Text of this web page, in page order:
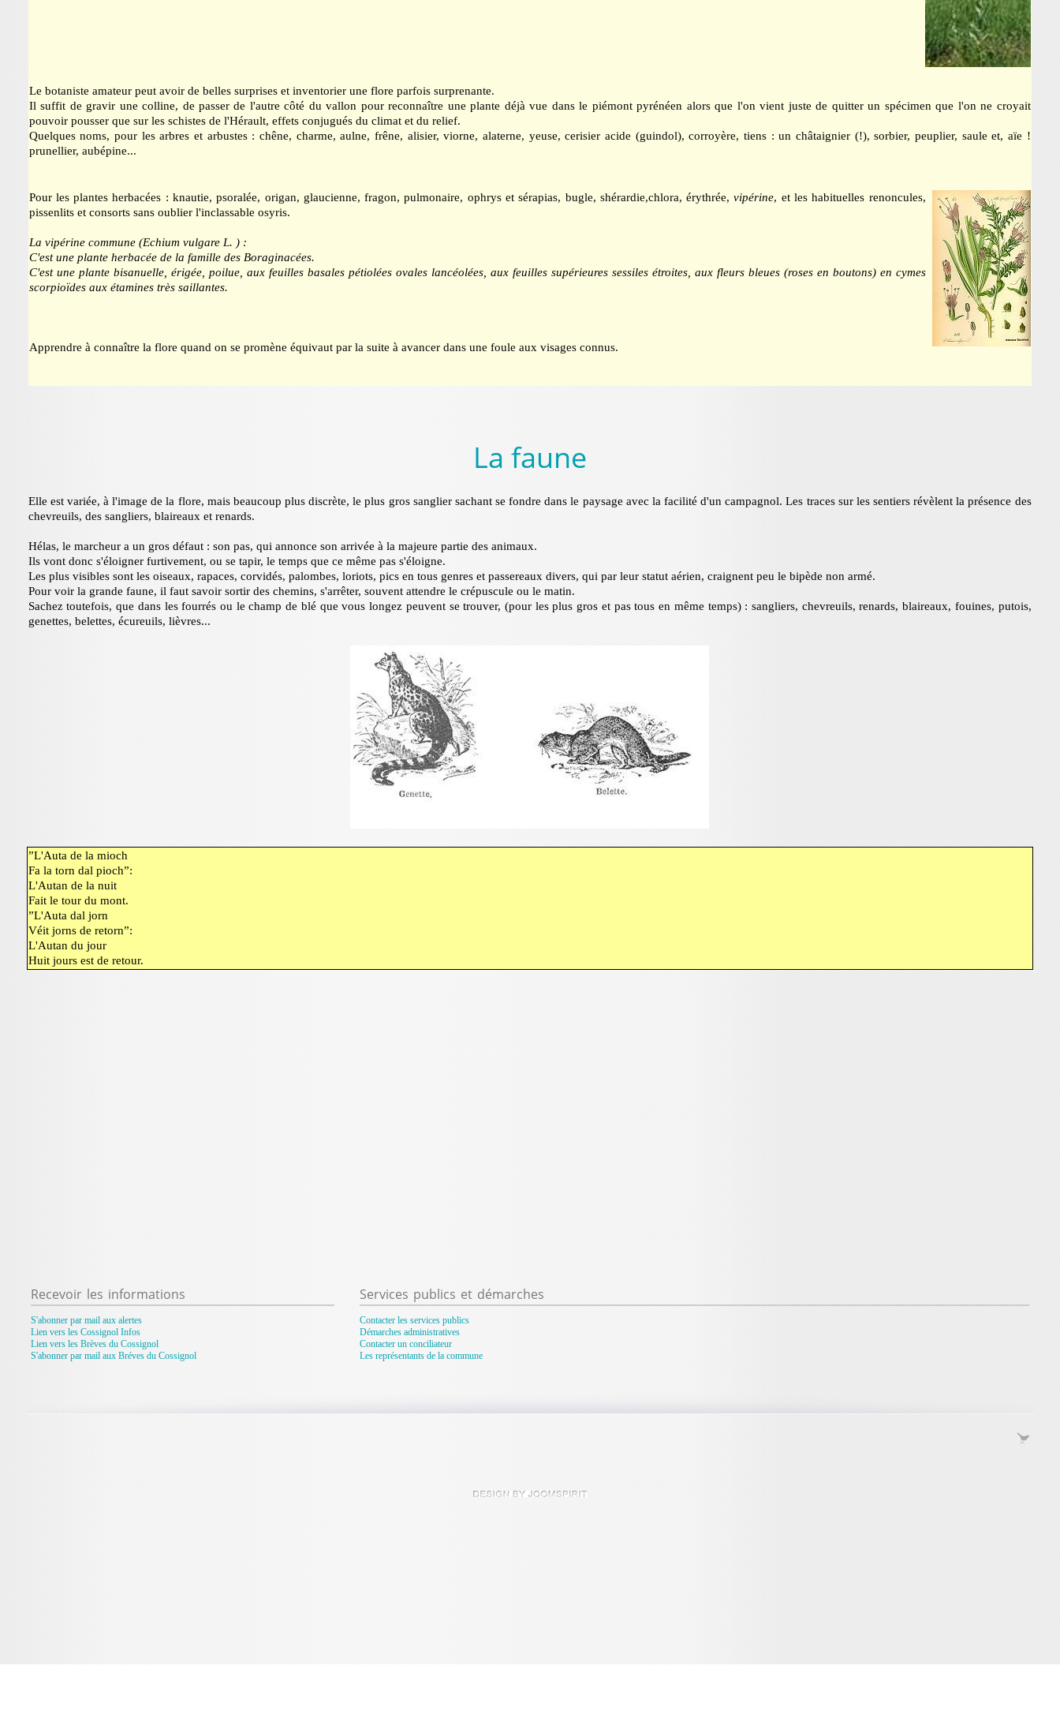
Le botaniste amateur peut avoir de belles surprises et inventorier une flore parfois surprenante.
Il suffit de gravir une colline, de passer de l'autre côté du vallon pour reconnaître une plante déjà vue dans le piémont pyrénéen alors que l'on vient juste de quitter un spécimen que l'on ne croyait
pouvoir pousser que sur les schistes de l'Hérault, effets conjugués du climat et du relief.
Quelques noms, pour les arbres et arbustes : chêne, charme, aulne, frêne, alisier, viorne, alaterne, yeuse, cerisier acide (guindol), corroyère, tiens : un châtaignier (!), sorbier, peuplier, saule et, aïe !
prunellier, aubépine...
Pour les plantes herbacées : knautie, psoralée, origan, glaucienne, fragon, pulmonaire, ophrys et sérapias, bugle, shérardie,chlora, érythrée,vipérine, et les habituelles renoncules,
pissenlits et consorts sans oublier l'inclassable osyris.
La vipérine commune (Echium vulgare L. ) :
C'est une plante herbacée de la famille des Boraginacées.
C'est une plante bisanuelle, érigée, poilue, aux feuilles basales pétiolées ovales lancéolées, aux feuilles supérieures sessiles étroites, aux fleurs bleues (roses en boutons) en cymes
scorpioïdes aux étamines très saillantes.
Apprendre à connaître la flore quand on se promène équivaut par la suite à avancer dans une foule aux visages connus.
La faune
Elle est variée, à l'image de la flore, mais beaucoup plus discrète, le plus gros sanglier sachant se fondre dans le paysage avec la facilité d'un campagnol. Les traces sur les sentiers révèlent la présence des
chevreuils, des sangliers, blaireaux et renards.
Hélas, le marcheur a un gros défaut : son pas, qui annonce son arrivée à la majeure partie des animaux.
Ils vont donc s'éloigner furtivement, ou se tapir, le temps que ce même pas s'éloigne.
Les plus visibles sont les oiseaux, rapaces, corvidés, palombes, loriots, pics en tous genres et passereaux divers, qui par leur statut aérien, craignent peu le bipède non armé.
Pour voir la grande faune, il faut savoir sortir des chemins, s'arrêter, souvent attendre le crépuscule ou le matin.
Sachez toutefois, que dans les fourrés ou le champ de blé que vous longez peuvent se trouver, (pour les plus gros et pas tous en même temps) : sangliers, chevreuils, renards, blaireaux, fouines, putois,
genettes, belettes, écureuils, lièvres...
”L'Auta de la mioch
Fa la torn dal pioch”:
L'Autan de la nuit
Fait le tour du mont.
”L'Auta dal jorn
Véit jorns de retorn”:
L'Autan du jour
Huit jours est de retour.
Recevoirles informations
S'abonner par mail aux alertes
Lien vers les Cossignol Infos
Lien vers les Brèves du Cossignol
S'abonner par mail aux Bréves du Cossignol
Services publics et démarches
Contacter les services publics
Démarches administratives
Contacter un conciliateur
Les représentants de la commune